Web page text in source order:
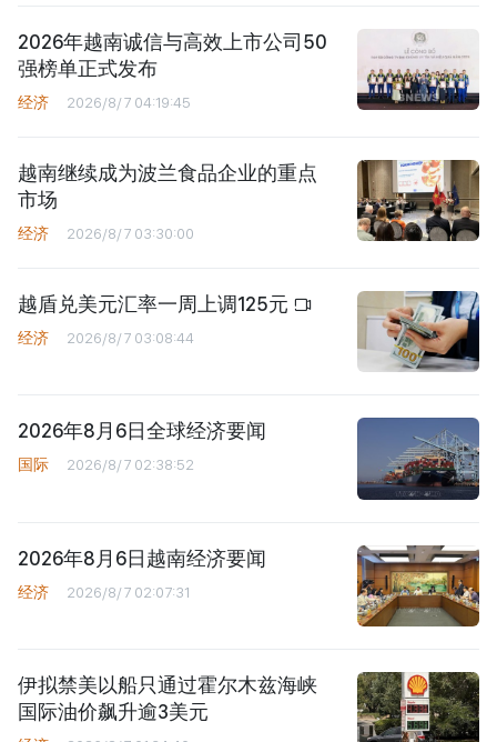
2026年越南诚信与高效上市公司50
强榜单正式发布
经济 2026/8/7 04:19:45
越南继续成为波兰食品企业的重点
市场
经济 2026/8/7 03:30:00
越盾兑美元汇率一周上调125元
经济 2026/8/7 03:08:44
2026年8月6日全球经济要闻
国际 2026/8/7 02:38:52
2026年8月6日越南经济要闻
经济 2026/8/7 02:07:31
伊拟禁美以船只通过霍尔木兹海峡
国际油价飙升逾3美元